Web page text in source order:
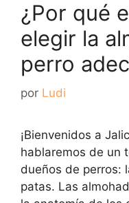
¿Por qué
elegir la
perro
por Ludi
¡Bienvenidos a
hablaremos de un
dueños de perros:
patas. Las